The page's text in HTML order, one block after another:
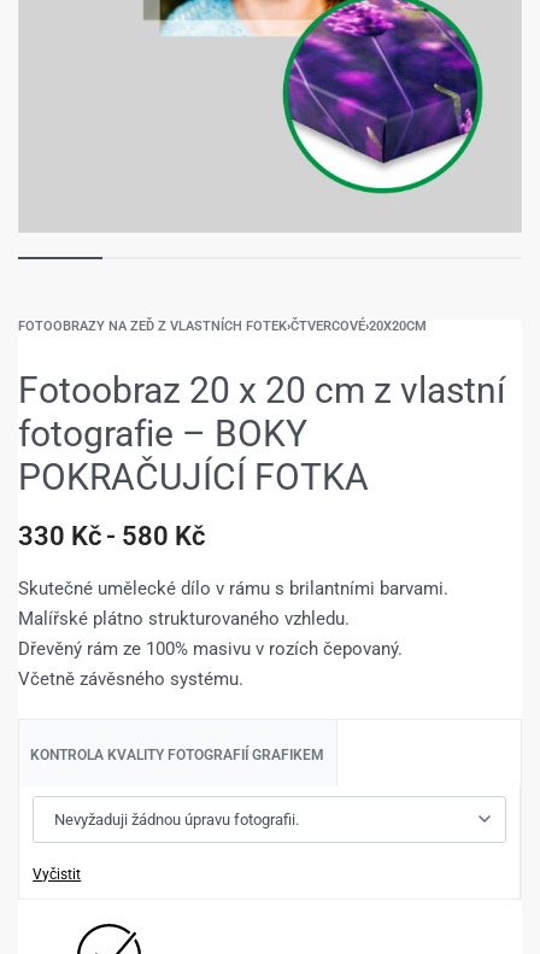
FOTOOBRAZY NA ZEĎ Z VLASTNÍCH FOTEK›ČTVERCOVÉ›20X20CM
Fotoobraz 20 x 20 cm z vlastní
fotografie – BOKY
POKRAČUJÍCÍ FOTKA
330 Kč 580 Kč
Skutečné umělecké dílo v rámu s brilantními barvami.
Malířské plátno strukturovaného vzhledu.
Dřevěný rám ze 100% masivu v rozích čepovaný.
Včetně závěsného systému.
KONTROLA KVALITY FOTOGRAFIÍ GRAFIKEM
Vyčistit